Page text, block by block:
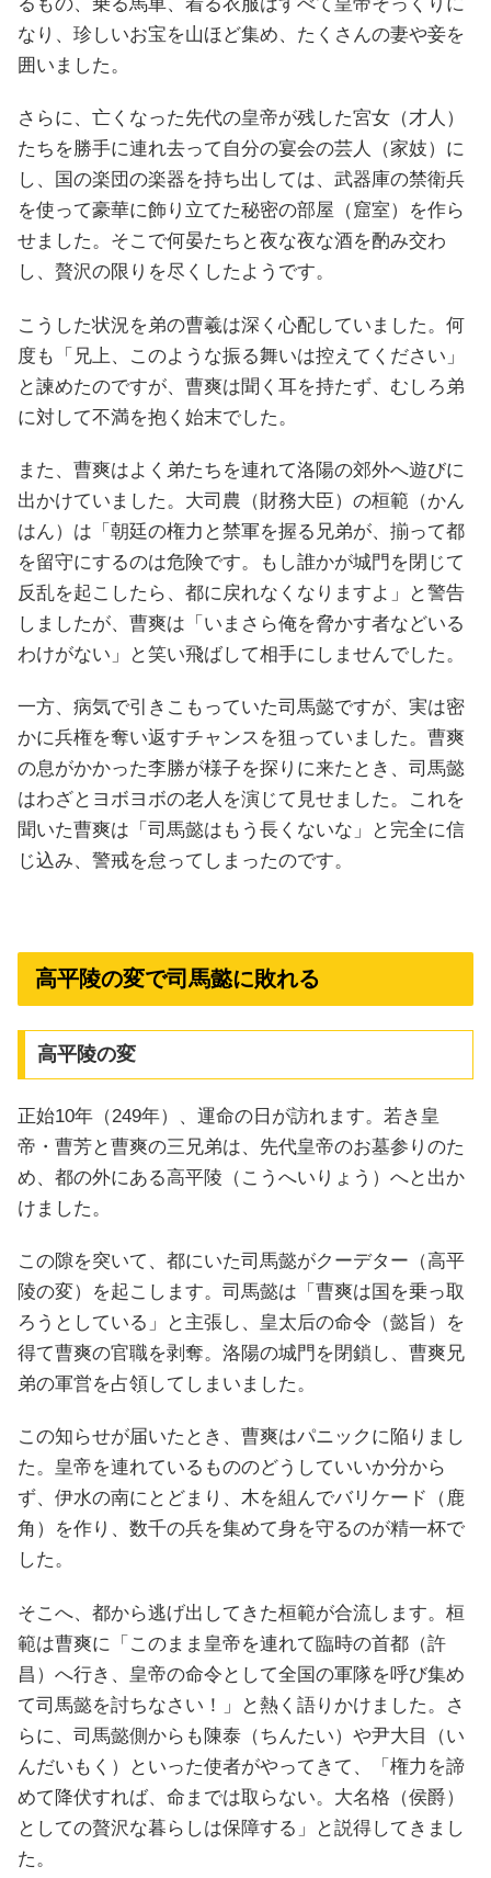
なり、珍しいお宝を山ほど集め、たくさんの妻や妾を
囲いました。
さらに、亡くなった先代の皇帝が残した宮女（才人）
たちを勝手に連れ去って自分の宴会の芸人（家妓）に
し、国の楽団の楽器を持ち出しては、武器庫の禁衛兵
を使って豪華に飾り立てた秘密の部屋（窟室）を作ら
せました。そこで何晏たちと夜な夜な酒を酌み交わ
し、贅沢の限りを尽くしたようです。
こうした状況を弟の曹羲は深く心配していました。何
度も「兄上、このような振る舞いは控えてください」
と諫めたのですが、曹爽は聞く耳を持たず、むしろ弟
に対して不満を抱く始末でした。
また、曹爽はよく弟たちを連れて洛陽の郊外へ遊びに
出かけていました。大司農（財務大臣）の桓範（かん
はん）は「朝廷の権力と禁軍を握る兄弟が、揃って都
を留守にするのは危険です。もし誰かが城門を閉じて
反乱を起こしたら、都に戻れなくなりますよ」と警告
しましたが、曹爽は「いまさら俺を脅かす者などいる
わけがない」と笑い飛ばして相手にしませんでした。
一方、病気で引きこもっていた司馬懿ですが、実は密
かに兵権を奪い返すチャンスを狙っていました。曹爽
の息がかかった李勝が様子を探りに来たとき、司馬懿
はわざとヨボヨボの老人を演じて見せました。これを
聞いた曹爽は「司馬懿はもう長くないな」と完全に信
じ込み、警戒を怠ってしまったのです。
高平陵の変で司馬懿に敗れる
高平陵の変
正始10年（249年）、運命の日が訪れます。若き皇
帝・曹芳と曹爽の三兄弟は、先代皇帝のお墓参りのた
め、都の外にある高平陵（こうへいりょう）へと出か
けました。
この隙を突いて、都にいた司馬懿がクーデター（高平
陵の変）を起こします。司馬懿は「曹爽は国を乗っ取
ろうとしている」と主張し、皇太后の命令（懿旨）を
得て曹爽の官職を剥奪。洛陽の城門を閉鎖し、曹爽兄
弟の軍営を占領してしまいました。
この知らせが届いたとき、曹爽はパニックに陥りまし
た。皇帝を連れているもののどうしていいか分から
ず、伊水の南にとどまり、木を組んでバリケード（鹿
角）を作り、数千の兵を集めて身を守るのが精一杯で
した。
そこへ、都から逃げ出してきた桓範が合流します。桓
範は曹爽に「このまま皇帝を連れて臨時の首都（許
昌）へ行き、皇帝の命令として全国の軍隊を呼び集め
て司馬懿を討ちなさい！」と熱く語りかけました。さ
らに、司馬懿側からも陳泰（ちんたい）や尹大目（い
んだいもく）といった使者がやってきて、「権力を諦
めて降伏すれば、命までは取らない。大名格（侯爵）
としての贅沢な暮らしは保障する」と説得してきまし
た。